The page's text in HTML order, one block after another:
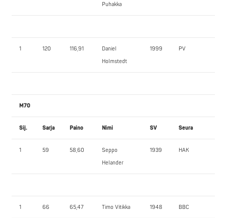
Puhakka
1 120 116,91
Daniel
Holmstedt
1999 PV
M70
Sij. Sarja Paino Nimi SV Seura
1 59 58,60
Seppo
Helander
1939 HAK
1 66 65,47 Timo Vitikka 1948 BBC